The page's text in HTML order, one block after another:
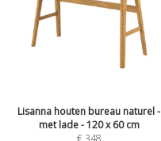
Lisanna houten bureau naturel -
met lade - 120 x 60 cm
€348